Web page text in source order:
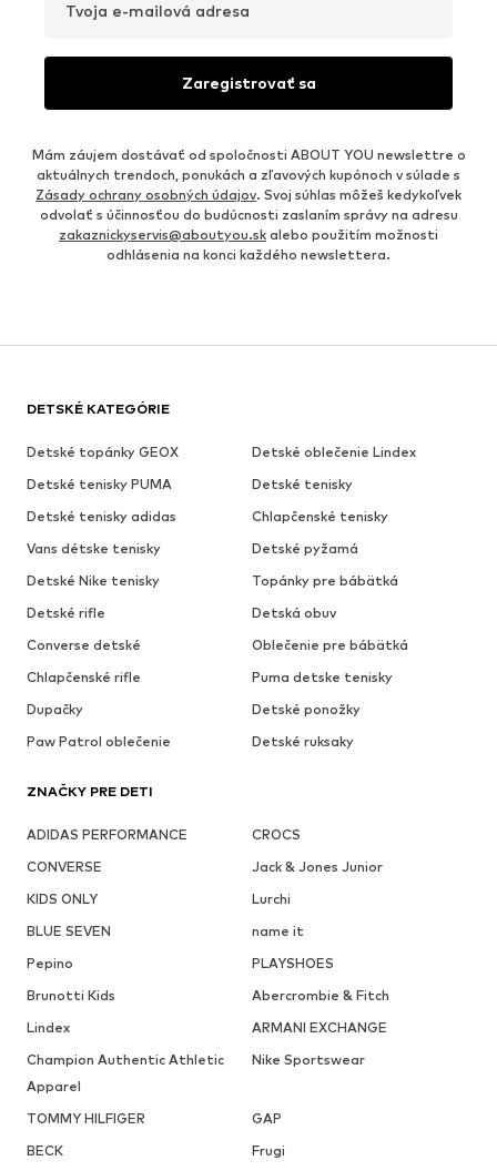
Tvoja e-mailová adresa
Zaregistrovať sa
Mám záujem dostávať od spoločnosti ABOUT YOU newslettre o
aktuálnych trendoch, ponukách a zľavových kupónoch v súlade s
Zásady ochrany osobných údajov. Svoj súhlas môžeš kedykoľvek
odvolať s účinnosťou do budúcnosti zaslaním správy na adresu
zakaznickyservis@aboutyou.sk alebo použitím možnosti
odhlásenia na konci každého newslettera.
DETSKÉ KATEGÓRIE
Detské topánky GEOX
Detské oblečenie Lindex
Detské tenisky PUMA
Detské tenisky
Detské tenisky adidas
Chlapčenské tenisky
Vans détske tenisky
Detské pyžamá
Detské Nike tenisky
Topánky pre bábätká
Detské rifle
Detská obuv
Converse detské
Oblečenie pre bábätká
Chlapčenské rifle
Puma detske tenisky
Dupačky
Detské ponožky
Paw Patrol oblečenie
Detské ruksaky
ZNAČKY PRE DETI
ADIDAS PERFORMANCE
CROCS
CONVERSE
Jack & Jones Junior
KIDS ONLY
Lurchi
BLUE SEVEN
name it
Pepino
PLAYSHOES
Brunotti Kids
Abercrombie & Fitch
Lindex
ARMANI EXCHANGE
Champion Authentic Athletic
Apparel
Nike Sportswear
TOMMY HILFIGER
GAP
BECK
Frugi